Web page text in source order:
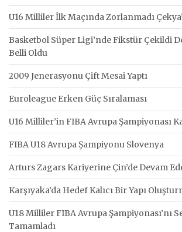
U16 Milliler İlk Maçında Zorlanmadı
Basketbol Süper Ligi’nde Fikstür Çekildi
Belli Oldu
2009 Jenerasyonu Çift Mesai Yaptı
Euroleague Erken Güç Sıralaması
U16 Milliler’in FIBA Avrupa Şampiyonası
FIBA U18 Avrupa Şampiyonu Slovenya
Arturs Zagars Kariyerine Çin’de Devam
Karşıyaka’da Hedef Kalıcı Bir Yapı
U18 Milliler FIBA Avrupa Şampiyonası’nı
Tamamladı